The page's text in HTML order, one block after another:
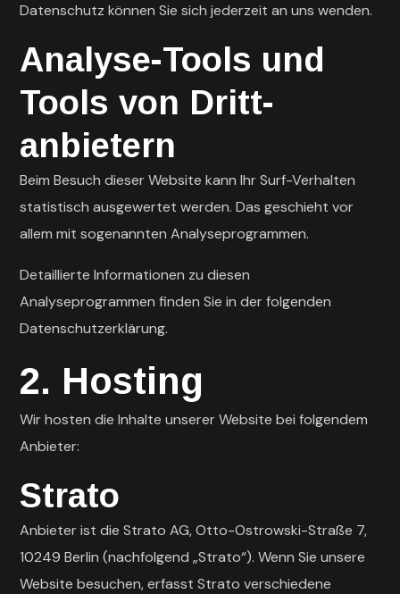
Datenschutz können Sie sich jederzeit an uns wenden.
Analyse-Tools und
Tools von Dritt­
anbietern
Beim Besuch dieser Website kann Ihr Surf-Verhalten
statistisch ausgewertet werden. Das geschieht vor
allem mit sogenannten Analyseprogrammen.
Detaillierte Informationen zu diesen
Analyseprogrammen finden Sie in der folgenden
Datenschutzerklärung.
2. Hosting
Wir hosten die Inhalte unserer Website bei folgendem
Anbieter:
Strato
Anbieter ist die Strato AG, Otto-Ostrowski-Straße 7,
10249 Berlin (nachfolgend „Strato“). Wenn Sie unsere
Website besuchen, erfasst Strato verschiedene